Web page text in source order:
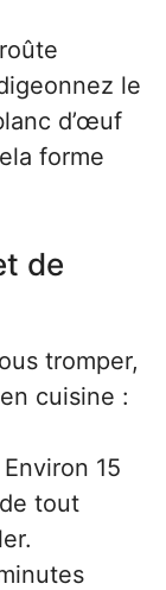
le
d’œuf
forme
de
tromper,
cuisine :
Environ 15
tout